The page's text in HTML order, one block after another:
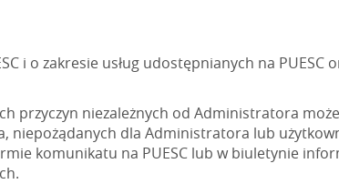
o zakresie usług udostępnianych na PUESC
przyczyn niezależnych od Administratora
niepożądanych dla Administratora lub
komunikatu na PUESC lub w biuletynie